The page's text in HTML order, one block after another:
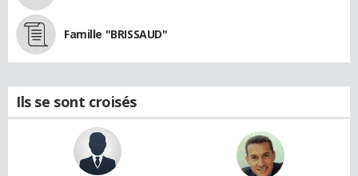
Famille "BRISSAUD"
Ils se sont croisés